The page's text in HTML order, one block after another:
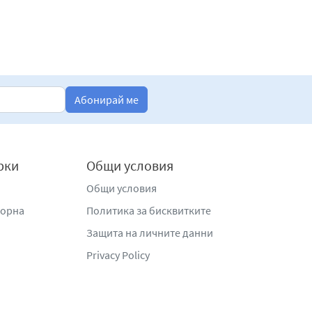
Абонирай ме
Общи условия
Общи условия
Политика за бисквитките
Защита на личните данни
Privacy Policy